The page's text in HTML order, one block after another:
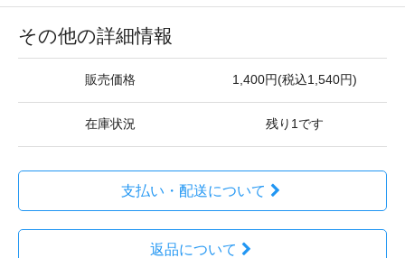
その他の詳細情報
販売価格 1,400円(税込1,540円)
在庫状況 残り1です
支払い・配送について
返品について